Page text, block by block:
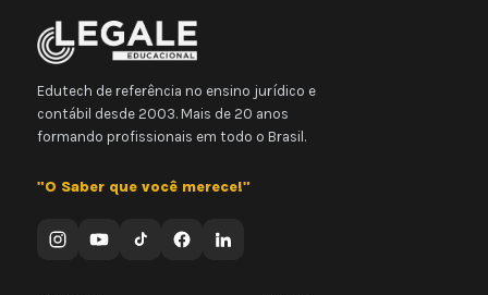
Edutech de referência no ensino jurídico e
contábil desde 2003. Mais de 20 anos
formando profissionais em todo o Brasil.
"O Saber que você merece!"